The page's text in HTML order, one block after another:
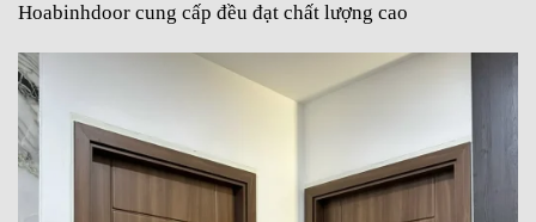
Hoabinhdoor cung cấp đều đạt chất lượng cao